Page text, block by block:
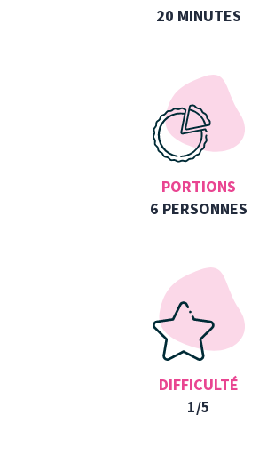
20 MINUTES
PORTIONS
6 PERSONNES
DIFFICULTÉ
1/5